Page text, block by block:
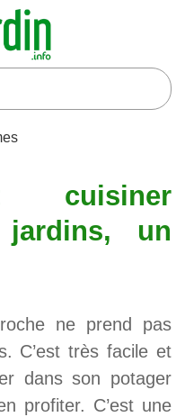
cuisiner
un
ne prend pas
C’est très facile et
dans son potager
profiter. C’est une